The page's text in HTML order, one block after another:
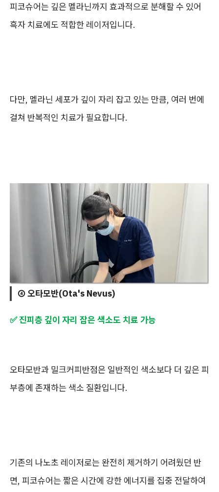
피코슈어는 깊은 멜라닌까지 효과적으로 분해할 수 있어
흑자 치료에도 적합한 레이저입니다.
다만, 멜라닌 세포가 깊이 자리 잡고 있는 만큼, 여러 번에
걸쳐 반복적인 치료가 필요합니다.
④ 오타모반(Ota's Nevus)
✅ 진피층 깊이 자리 잡은 색소도 치료 가능
오타모반과 밀크커피반점은 일반적인 색소보다 더 깊은 피
부층에 존재하는 색소 질환입니다.
기존의 나노초 레이저로는 완전히 제거하기 어려웠던 반
면, 피코슈어는 짧은 시간에 강한 에너지를 집중 전달하여